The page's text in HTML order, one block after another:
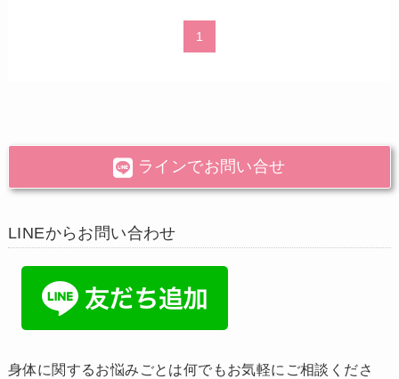
1
ラインでお問い合せ
LINEからお問い合わせ
身体に関するお悩みごとは何でもお気軽にご相談くださ